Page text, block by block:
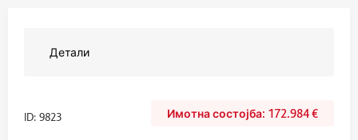
Детали
ID: 9823 172.984€